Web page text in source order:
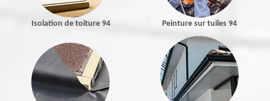
Isolation de toiture 94 Peinture sur tuiles 94